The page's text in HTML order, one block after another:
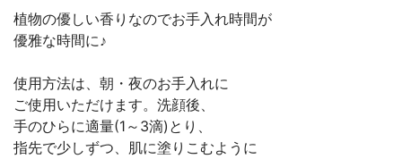
植物の優しい香りなのでお手入れ時間が
優雅な時間に♪
使用方法は、朝・夜のお手入れに
ご使用いただけます。洗顔後、
手のひらに適量(1～3滴)とり、
指先で少しずつ、肌に塗りこむように